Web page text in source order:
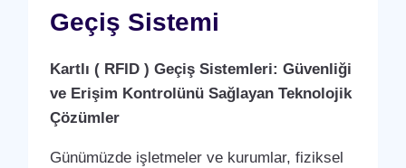
Geçiş Sistemi
Kartlı ( RFID ) Geçiş Sistemleri: Güvenliği
ve Erişim Kontrolünü Sağlayan Teknolojik
Çözümler
Günümüzde işletmeler ve kurumlar, fiziksel